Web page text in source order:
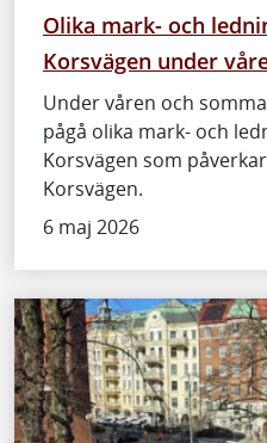
Olika mark- och
Korsvägen under
Under våren och
pågå olika mark- och
Korsvägen som
Korsvägen.
6 maj 2026